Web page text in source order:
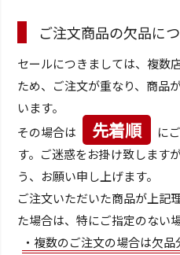
ご注文商品の欠品に
セールにつきましては、複数
ため、ご注文が重なり、商品
います。
その場合は
先着順
に
す。ご迷惑をお掛け致します
う、お願い申し上げます。
ご注文いただいた商品が上記
た場合は、特にご指定のない
・複数のご注文の場合は欠